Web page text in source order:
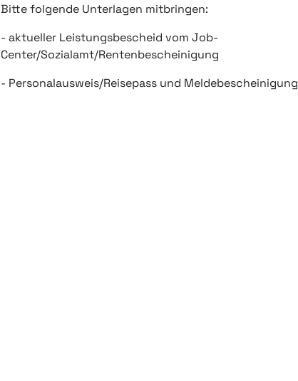
Bitte folgende Unterlagen mitbringen:
- aktueller Leistungsbescheid vom Job-
Center/Sozialamt/Rentenbescheinigung
- Personalausweis/Reisepass und Meldebescheinigung